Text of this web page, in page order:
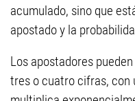
acumulado, sino que
apostado y la
Los apostadores
tres o cuatro cifras, con